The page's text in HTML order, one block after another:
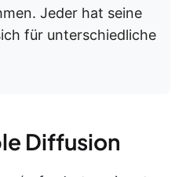
Jeder hat seine
für unterschiedliche
Diffusion